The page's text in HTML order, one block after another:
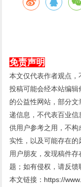
免责声明
本文仅代表作者观点
投稿可能会经本站编
的公益性网站，部分
递信息，不代表百业
供用户参考之用，不
实性，以及可能存在
用户朋友，发现稿件
题；如有侵权，请反馈
本文链接： https://